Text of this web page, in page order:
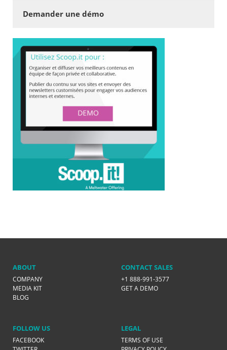
Demander une démo
ABOUT
COMPANY
MEDIA KIT
BLOG
CONTACT SALES
+1 888-991-3577
GET A DEMO
FOLLOW US
FACEBOOK
LEGAL
TERMS OF USE